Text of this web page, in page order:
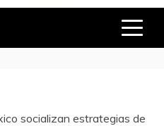
socializan estrategias de